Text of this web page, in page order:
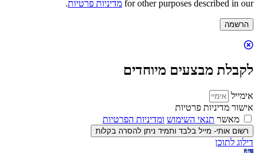
for other purposes described in our מדיניות פרטיות.
הרשמה
לקבלת מבצעים מיוחדים
אימייל
אישור מדיניות פרטיות
מאשר תנאי השימוש ומדיניות הפרטיות
רשום אותי- מייל בלבד ותמיד ניתן להסרה בקלות
דילוג לתוכן